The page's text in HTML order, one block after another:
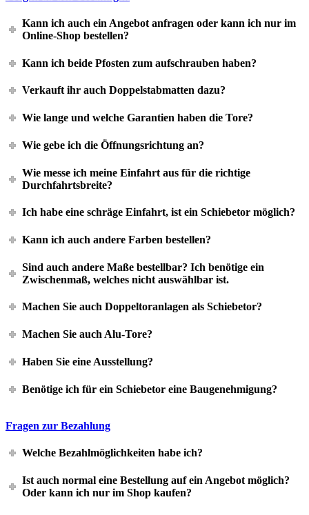
Kann ich auch ein Angebot anfragen oder kann ich nur im
Online-Shop bestellen?
Kann ich beide Pfosten zum aufschrauben haben?
Verkauft ihr auch Doppelstabmatten dazu?
Wie lange und welche Garantien haben die Tore?
Wie gebe ich die Öffnungsrichtung an?
Wie messe ich meine Einfahrt aus für die richtige
Durchfahrtsbreite?
Ich habe eine schräge Einfahrt, ist ein Schiebetor möglich?
Kann ich auch andere Farben bestellen?
Sind auch andere Maße bestellbar? Ich benötige ein
Zwischenmaß, welches nicht auswählbar ist.
Machen Sie auch Doppeltoranlagen als Schiebetor?
Machen Sie auch Alu-Tore?
Haben Sie eine Ausstellung?
Benötige ich für ein Schiebetor eine Baugenehmigung?
Fragen zur Bezahlung
Welche Bezahlmöglichkeiten habe ich?
Ist auch normal eine Bestellung auf ein Angebot möglich?
Oder kann ich nur im Shop kaufen?